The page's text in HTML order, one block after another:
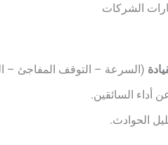
الشركات
(السرعة – التوقف المفاجئ –
أداء السائقين.
الحوادث.